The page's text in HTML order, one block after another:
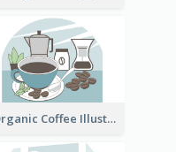
Organic Coffee Illustration